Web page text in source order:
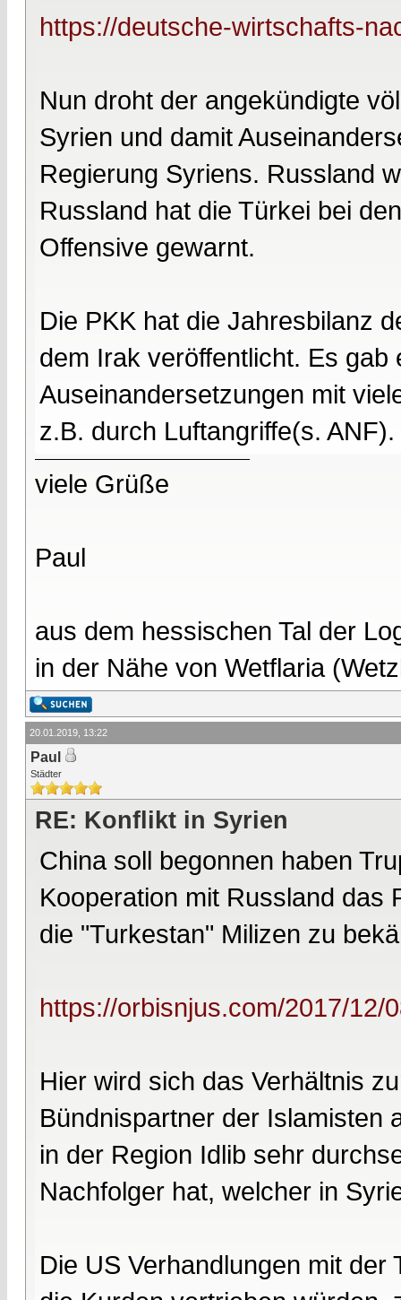
https://deutsche-wirtschafts-
Nun droht der angekündigte
Syrien und damit
Regierung Syriens. Russland
Russland hat die Türkei bei
Offensive gewarnt.
Die PKK hat die Jahresbilanz
dem Irak veröffentlicht. Es gab
Auseinandersetzungen mit
z.B. durch Luftangriffe(s. ANF).
viele Grüße
Paul
aus dem hessischen Tal der
in der Nähe von Wetflaria
20.01.2019, 13:22
Paul
Städter
RE: Konflikt in Syrien
China soll begonnen haben
Kooperation mit Russland das
die "Turkestan" Milizen zu
https://orbisnjus.com/2017/12/
Hier wird sich das Verhältnis
Bündnispartner der Islamisten
in der Region Idlib sehr
Nachfolger hat, welcher in
Die US Verhandlungen mit